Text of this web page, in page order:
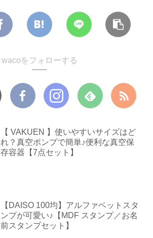
wacoをフォローする
【 VAKUEN 】使いやすいサイズはど
れ？真空ポンプで簡単♪便利な真空保
存容器【7点セット】
【DAISO 100均】アルファベットスタ
ンプが可愛い♪【MDF スタンプ／お名
前スタンプセット】